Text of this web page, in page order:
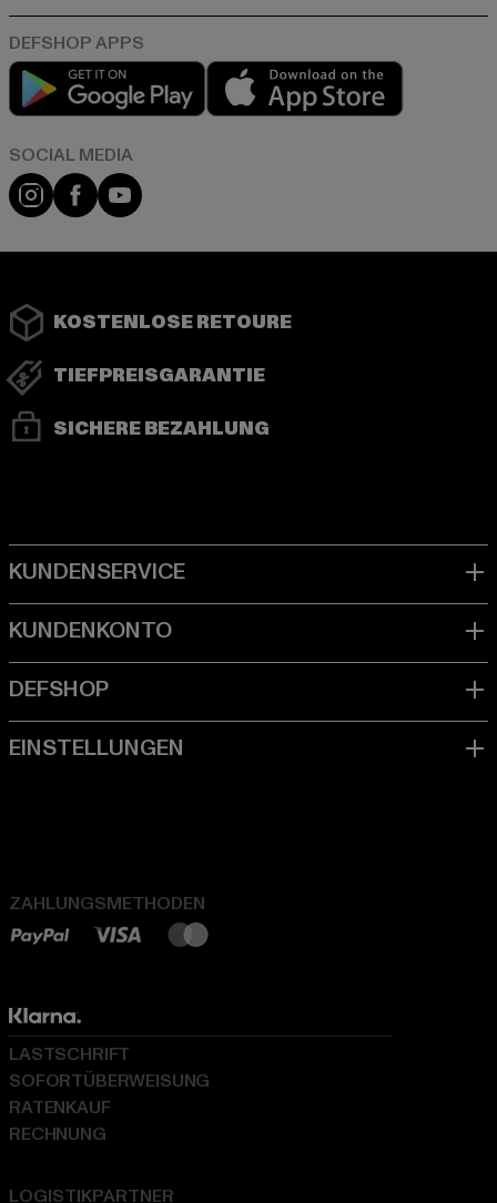
Play market
Instagram
FacebookYouTube
KOSTENLOSE RETOURE
TIEFPREISGARANTIE
SICHERE BEZAHLUNG
ZAHLUNGSMETHODEN
LOGISTIKPARTNER
LASTSCHRIFT
SOFORTÜBERWEISUNG
RATENKAUF
RECHNUNG